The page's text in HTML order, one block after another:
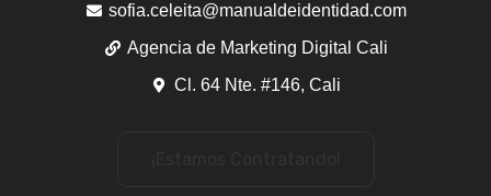
sofia.celeita@manualdeidentidad.com
Agencia de Marketing Digital Cali
Cl. 64 Nte. #146, Cali